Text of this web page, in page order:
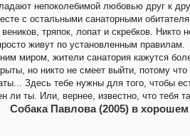
непоколебимой любовью друг к
с остальными санаторными
тряпок, лопат и скребков. Никто
живут по установленным правилам.
миром, жители санатория кажутся
но никто не смеет выйти, потому
Здесь тебе нужны для того, чтобы
ли ты. Или, вернее, известно, что тебя
Собака Павлова (2005) в хорошем